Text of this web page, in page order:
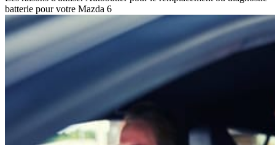
batterie pour votre Mazda 6